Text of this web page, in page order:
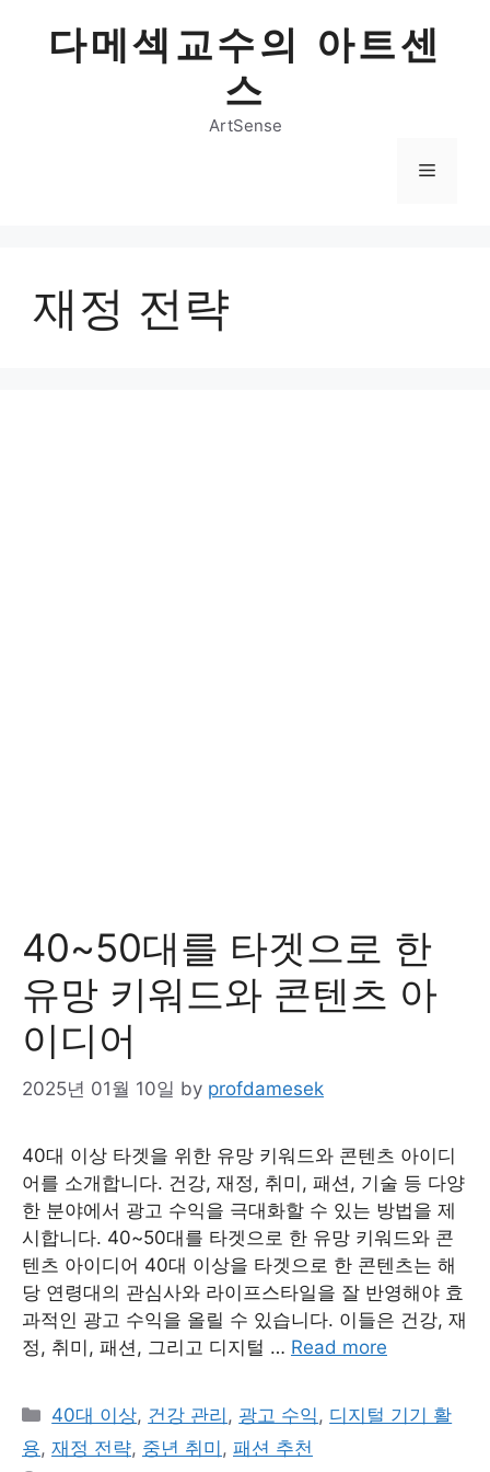
다메섹교수의 아트센
스
ArtSense
Menu
재정 전략
40~50대를 타겟으로 한
유망 키워드와 콘텐츠 아
이디어
2025년 01월 10일 by profdamesek
40대 이상 타겟을 위한 유망 키워드와 콘텐츠 아이디
어를 소개합니다. 건강, 재정, 취미, 패션, 기술 등 다양
한 분야에서 광고 수익을 극대화할 수 있는 방법을 제
시합니다. 40~50대를 타겟으로 한 유망 키워드와 콘
텐츠 아이디어 40대 이상을 타겟으로 한 콘텐츠는 해
당 연령대의 관심사와 라이프스타일을 잘 반영해야 효
과적인 광고 수익을 올릴 수 있습니다. 이들은 건강, 재
정, 취미, 패션, 그리고 디지털 … Read more
Categories
40대 이상, 건강 관리 , 광고 수익 , 디지털 기기 활
용, 재정 전략, 중년 취미 , 패션 추천